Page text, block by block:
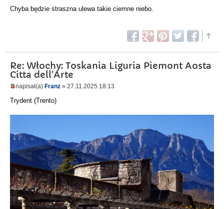
Chyba będzie straszna ulewa takie ciemne niebo.
Re: Włochy: Toskania Liguria Piemont Aosta
Citta dell'Arte
napisał(a) Franz » 27.11.2025 18:13
Trydent (Trento)